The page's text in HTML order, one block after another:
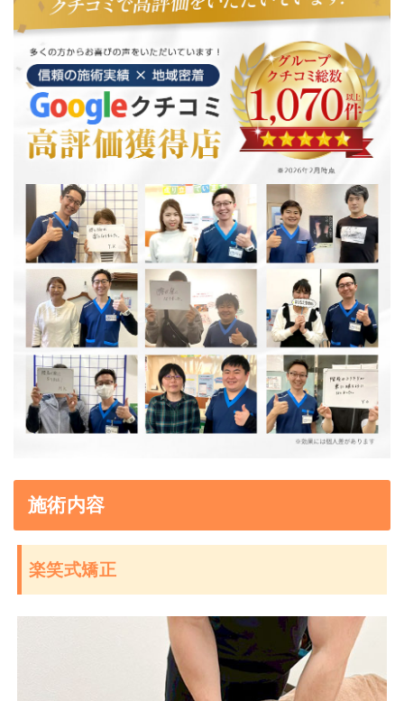
施術内容
楽笑式矯正